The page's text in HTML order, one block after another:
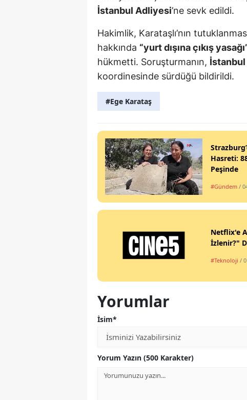
İstanbul Adliyesi’ne sevk edildi.
Hakimlik, Karataşlı’nın
hakkında “yurt dışına çıkış
hükmetti. Soruşturmanın, İstanbul
koordinesinde sürdüğü bildirildi.
#Ege Karataş
Hasreti:
Peşinde
#Gündem /
Netflix'e
İzlenir?"
#Teknoloji /
Yorumlar
İsim*
Yorum Yazın (500 Karakter)